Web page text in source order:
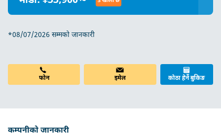
*08/07/2026 सम्मको जानकारी
फोन इमेल कोठा हेर्ने बुकिङ
कम्पनीको जानकारी